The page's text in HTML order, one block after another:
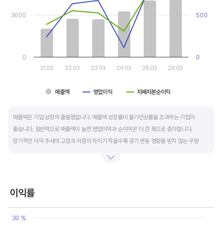
매출액 영업이익 지배지분순이익
21.03 22.03 23.03 24.03 25.03 26.03
0
3000
0
500
매출액은 기업 성장의 출발점입니다. 매출액 성장률이 물가인상률을 초과하는 기업이
좋습니다. 일반적으로 매출액이 늘면 영업이익과 순이익은 더 큰 폭으로 증가합니다.
장기적인 이익 추세의 고점과 저점의 차이가 작을수록 경기 변동 영향을 받지 않는 우량
매우 클뿐 아니라 수년간 매출액 감소가 이어지기도 합니다. 심할 경우 경기 변동에 따라
이익률
Chart
Line chart with 2 lines.
30 %